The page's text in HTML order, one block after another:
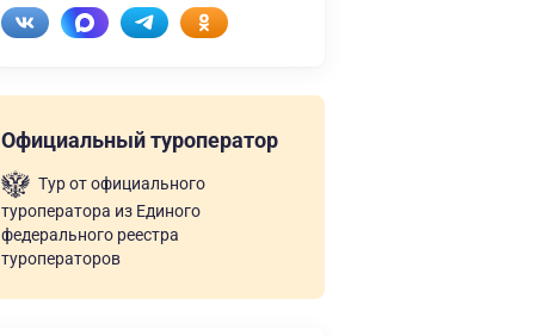
Официальный туроператор
Тур от официального
туроператора из Единого
федерального реестра
туроператоров